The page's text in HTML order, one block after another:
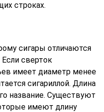
строках.
сигары отличаются
Если сверток
имеет диаметр менее
сигариллой. Длина
название. Существуют
имеют длину